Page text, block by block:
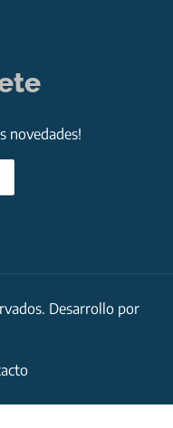
novedades!
Desarrollo por